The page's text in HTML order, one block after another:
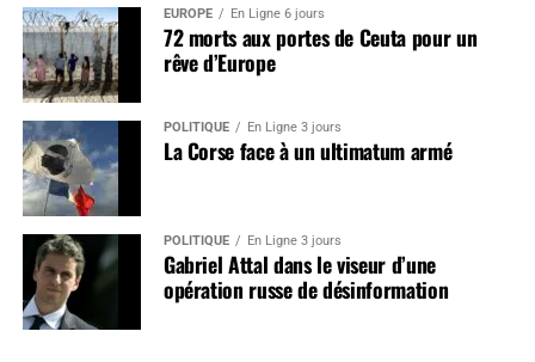
EUROPE En Ligne 6 jours
72 morts aux portes de Ceuta pour un
rêve d’Europe
POLITIQUE En Ligne 3 jours
La Corse face à un ultimatum armé
POLITIQUE En Ligne 3 jours
Gabriel Attal dans le viseur d’une
opération russe de désinformation